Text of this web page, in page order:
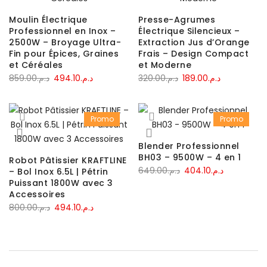
Moulin Électrique
Professionnel en Inox –
2500W – Broyage Ultra-
Fin pour Épices, Graines
et Céréales
د.م.859.00
Le
initial
était :
د.م.859.00.
د.م.494.10
Le
actuel
est :
Presse-Agrumes
Électrique Silencieux –
Extraction Jus d’Orange
Frais – Design Compact
et Moderne
د.م.320.00
Le
initial
était :
د.م.189.00
Le
actuel
est :
Promo
Robot Pâtissier KRAFTLINE
– Bol Inox 6.5L | Pétrin
Puissant 1800W avec 3
Accessoires
د.م.800.00
Le
était :
د.م.494.10
Le
est :
Promo
Blender Professionnel
BH03 – 9500W – 4 en 1
د.م.649.00
Le
د.م.404.10
Le